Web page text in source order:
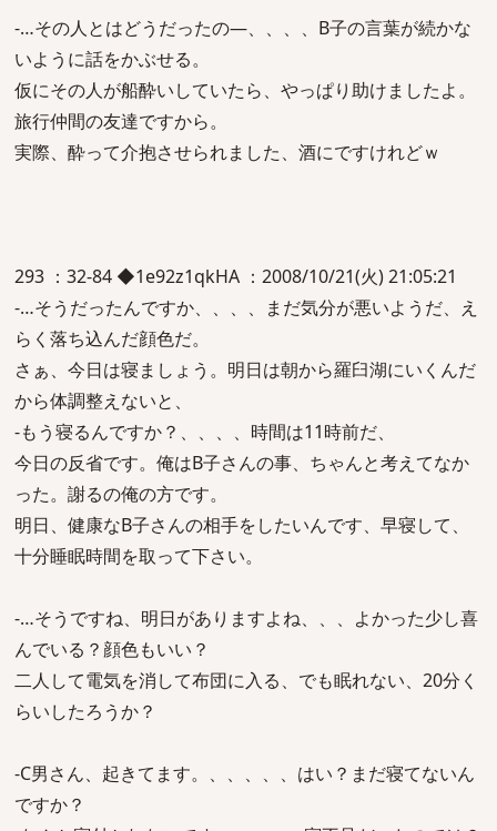
-…その人とはどうだったの―、、、、B子の言葉が続かな
いように話をかぶせる。
仮にその人が船酔いしていたら、やっぱり助けましたよ。
旅行仲間の友達ですから。
実際、酔って介抱させられました、酒にですけれどｗ
293 ：32-84 ◆1e92z1qkHA ：2008/10/21(火) 21:05:21
-…そうだったんですか、、、、まだ気分が悪いようだ、え
らく落ち込んだ顔色だ。
さぁ、今日は寝ましょう。明日は朝から羅臼湖にいくんだ
から体調整えないと、
-もう寝るんですか？、、、、時間は11時前だ、
今日の反省です。俺はB子さんの事、ちゃんと考えてなか
った。謝るの俺の方です。
明日、健康なB子さんの相手をしたいんです、早寝して、
十分睡眠時間を取って下さい。
-…そうですね、明日がありますよね、、、よかった少し喜
んでいる？顔色もいい？
二人して電気を消して布団に入る、でも眠れない、20分く
らいしたろうか？
-C男さん、起きてます。、、、、、はい？まだ寝てないん
ですか？